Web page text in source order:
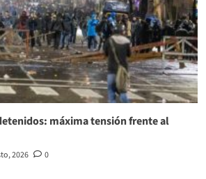
máxima tensión frente al
2026 0